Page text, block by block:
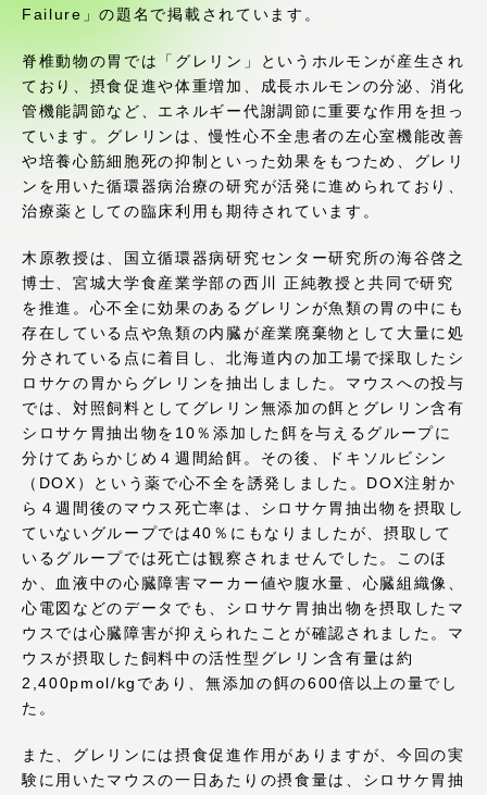
Failure」の題名で掲載されています。
脊椎動物の胃では「グレリン」というホルモンが産生され
ており、摂食促進や体重増加、成長ホルモンの分泌、消化
管機能調節など、エネルギー代謝調節に重要な作用を担っ
ています。グレリンは、慢性心不全患者の左心室機能改善
や培養心筋細胞死の抑制といった効果をもつため、グレリ
ンを用いた循環器病治療の研究が活発に進められており、
治療薬としての臨床利用も期待されています。
木原教授は、国立循環器病研究センター研究所の海谷啓之
博士、宮城大学食産業学部の西川 正純教授と共同で研究
を推進。心不全に効果のあるグレリンが魚類の胃の中にも
存在している点や魚類の内臓が産業廃棄物として大量に処
分されている点に着目し、北海道内の加工場で採取したシ
ロサケの胃からグレリンを抽出しました。マウスへの投与
では、対照飼料としてグレリン無添加の餌とグレリン含有
シロサケ胃抽出物を10％添加した餌を与えるグループに
分けてあらかじめ４週間給餌。その後、ドキソルビシン
（DOX）という薬で心不全を誘発しました。DOX注射か
ら４週間後のマウス死亡率は、シロサケ胃抽出物を摂取し
ていないグループでは40％にもなりましたが、摂取して
いるグループでは死亡は観察されませんでした。このほ
か、血液中の心臓障害マーカー値や腹水量、心臓組織像、
心電図などのデータでも、シロサケ胃抽出物を摂取したマ
ウスでは心臓障害が抑えられたことが確認されました。マ
ウスが摂取した飼料中の活性型グレリン含有量は約
2,400pmol/kgであり、無添加の餌の600倍以上の量でし
た。
また、グレリンには摂食促進作用がありますが、今回の実
験に用いたマウスの一日あたりの摂食量は、シロサケ胃抽
各種情報・お問い合わせ
品川キャンパス 湘南キャンパス
伊勢原キャンパス 静岡キャンパス
熊本キャンパス
阿蘇くまもと
臨空キャンパス
札幌キャンパス
TOKAIスポーツ